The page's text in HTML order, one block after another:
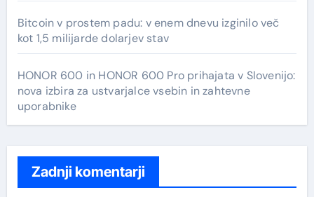
Bitcoin v prostem padu: v enem dnevu izginilo več
kot 1,5 milijarde dolarjev stav
HONOR 600 in HONOR 600 Pro prihajata v Slovenijo:
nova izbira za ustvarjalce vsebin in zahtevne
uporabnike
Zadnji komentarji